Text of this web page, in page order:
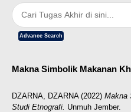
Advance Search
Makna Simbolik Makanan
DZARNA, DZARNA(2022) Makna
Studi Etnografi. Unmuh Jember.